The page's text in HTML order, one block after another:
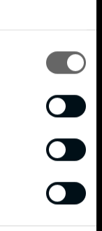
standard STD 40-004
responsible forest